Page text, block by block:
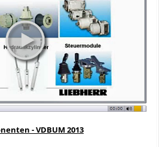
- VDBUM 2013